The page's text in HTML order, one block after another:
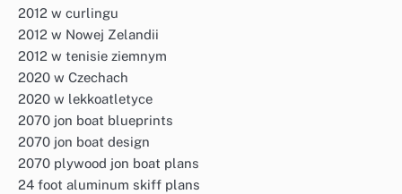
2012 w curlingu
2012 w Nowej Zelandii
2012 w tenisie ziemnym
2020 w Czechach
2020 w lekkoatletyce
2070 jon boat blueprints
2070 jon boat design
2070 plywood jon boat plans
24 foot aluminum skiff plans